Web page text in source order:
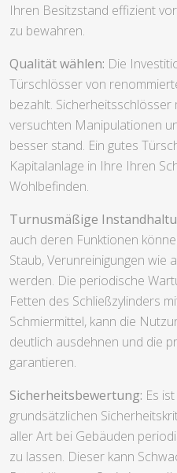
Ihren Besitzstand effizient
zu bewahren.
Qualität wählen: Die
Türschlösser von
bezahlt.
versuchten Manipulationen
besser stand. Ein gutes
Kapitalanlage in Ihre Ihren
Wohlbefinden.
Turnusmäßige
auch deren Funktionen
Staub, Verunreinigungen wie
werden. Die periodische
Fetten des Schließzylinders
Schmiermittel, kann die
deutlich ausdehnen und die
garantieren.
Sicherheitsbewertung: Es
grundsätzlichen
aller Art bei Gebäuden
zu lassen. Dieser kann